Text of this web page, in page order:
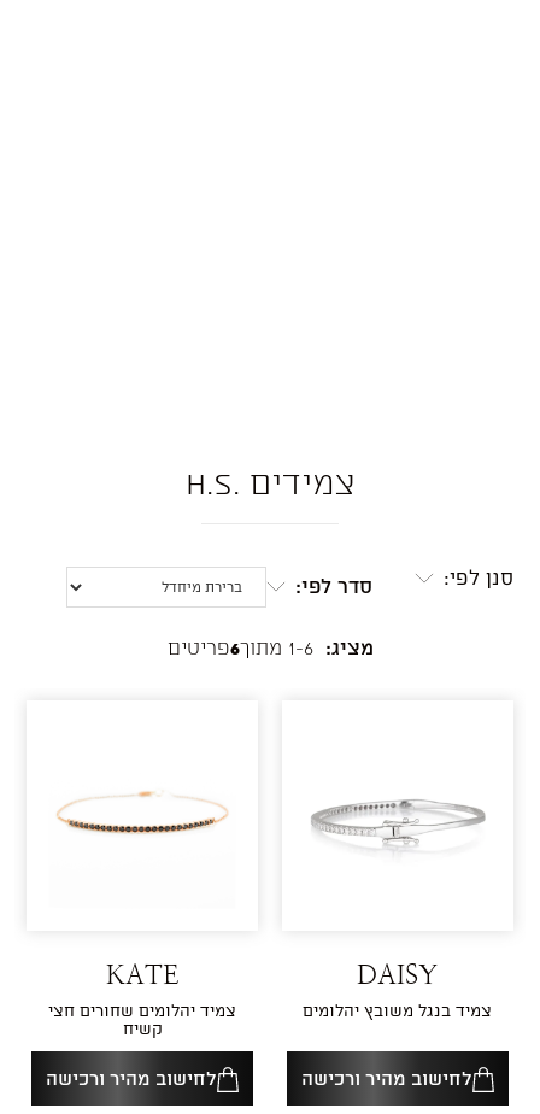
צמידים .H.S
סנן לפי: סדר לפי:
מציג: 1-6 מתוך 6פריטים
DAISY
צמיד בנגל משובץ יהלומים
לחישוב מהיר ורכישה
KATE
צמיד יהלומים שחורים חצי
קשיח
לחישוב מהיר ורכישה